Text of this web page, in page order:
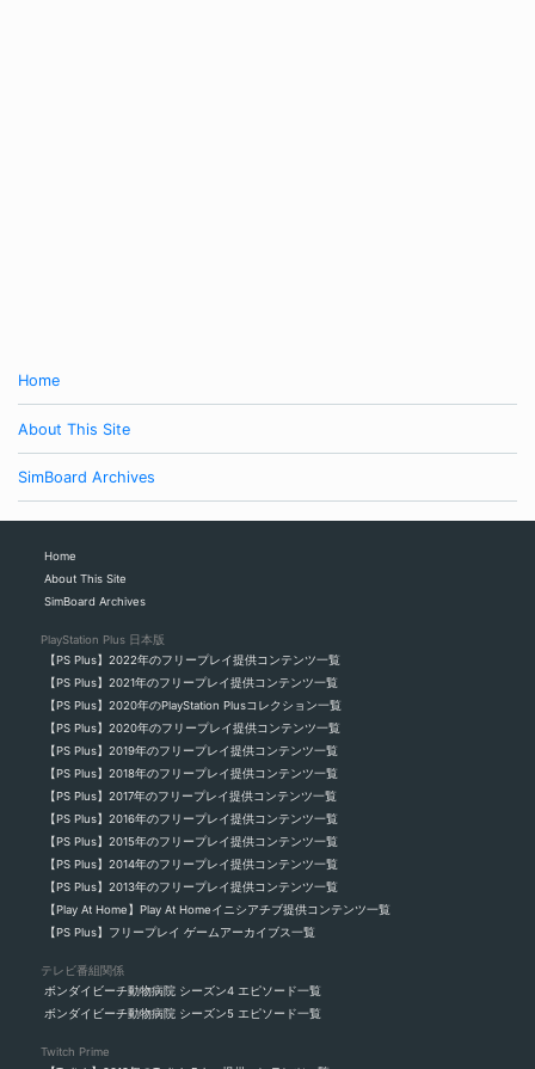
Home
About This Site
SimBoard Archives
Home
About This Site
SimBoard Archives
PlayStation Plus 日本版
【PS Plus】2022年のフリープレイ提供コンテンツ一覧
【PS Plus】2021年のフリープレイ提供コンテンツ一覧
【PS Plus】2020年のPlayStation Plusコレクション一覧
【PS Plus】2020年のフリープレイ提供コンテンツ一覧
【PS Plus】2019年のフリープレイ提供コンテンツ一覧
【PS Plus】2018年のフリープレイ提供コンテンツ一覧
【PS Plus】2017年のフリープレイ提供コンテンツ一覧
【PS Plus】2016年のフリープレイ提供コンテンツ一覧
【PS Plus】2015年のフリープレイ提供コンテンツ一覧
【PS Plus】2014年のフリープレイ提供コンテンツ一覧
【PS Plus】2013年のフリープレイ提供コンテンツ一覧
【Play At Home】Play At Homeイニシアチブ提供コンテンツ一覧
【PS Plus】フリープレイ ゲームアーカイブス一覧
テレビ番組関係
ボンダイビーチ動物病院 シーズン4 エピソード一覧
ボンダイビーチ動物病院 シーズン5 エピソード一覧
Twitch Prime